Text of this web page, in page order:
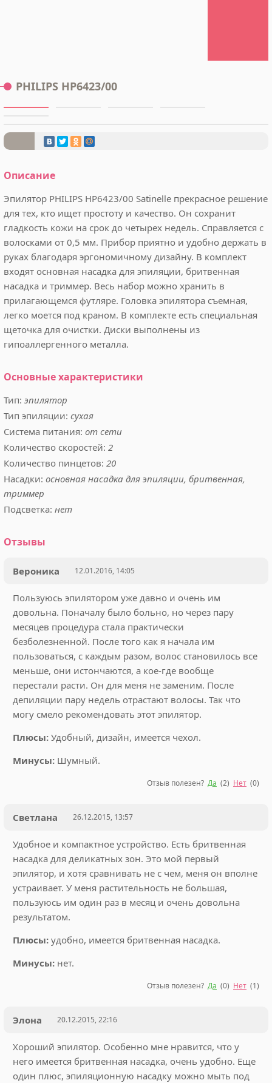
PHILIPS HP6423/00
Описание
Эпилятор PHILIPS HP6423/00 Satinelle прекрасное решение
для тех, кто ищет простоту и качество. Он сохранит
гладкость кожи на срок до четырех недель. Справляется с
волосками от 0,5 мм. Прибор приятно и удобно держать в
руках благодаря эргономичному дизайну. В комплект
входят основная насадка для эпиляции, бритвенная
насадка и триммер. Весь набор можно хранить в
прилагающемся футляре. Головка эпилятора съемная,
легко моется под краном. В комплекте есть специальная
щеточка для очистки. Диски выполнены из
гипоаллергенного металла.
Основные характеристики
Тип: эпилятор
Тип эпиляции: сухая
Система питания: от сети
Количество скоростей: 2
Количество пинцетов: 20
Насадки: основная насадка для эпиляции, бритвенная,
триммер
Подсветка: нет
Отзывы
Вероника 12.01.2016, 14:05
Пользуюсь эпилятором уже давно и очень им
довольна. Поначалу было больно, но через пару
месяцев процедура стала практически
безболезненной. После того как я начала им
пользоваться, с каждым разом, волос становилось все
меньше, они истончаются, а кое-где вообще
перестали расти. Он для меня не заменим. После
депиляции пару недель отрастают волосы. Так что
могу смело рекомендовать этот эпилятор.
Плюсы: Удобный, дизайн, имеется чехол.
Минусы: Шумный.
Отзыв полезен? Да (2) Нет (0)
Светлана 26.12.2015, 13:57
Удобное и компактное устройство. Есть бритвенная
насадка для деликатных зон. Это мой первый
эпилятор, и хотя сравнивать не с чем, меня он вполне
устраивает. У меня растительность не большая,
пользуюсь им один раз в месяц и очень довольна
результатом.
Плюсы: удобно, имеется бритвенная насадка.
Минусы: нет.
Отзыв полезен? Да (0) Нет (1)
Элона 20.12.2015, 22:16
Хороший эпилятор. Особенно мне нравится, что у
него имеется бритвенная насадка, очень удобно. Еще
один плюс, эпиляционную насадку можно мыть под